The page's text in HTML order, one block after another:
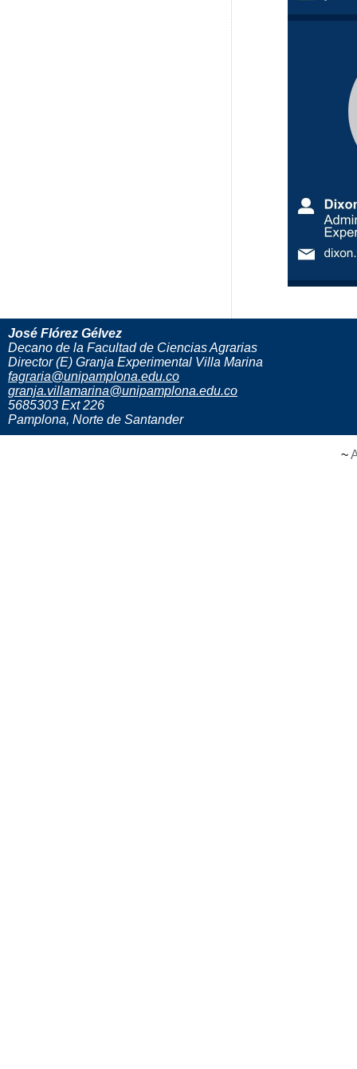
José Flórez Gélvez
Decano de la Facultad de Ciencias Agrarias
Director (E) Granja Experimental Villa Marina
fagraria@unipamplona.edu.co
granja.villamarina@unipamplona.edu.co
5685303 Ext 226
Pamplona, Norte de Santander
~